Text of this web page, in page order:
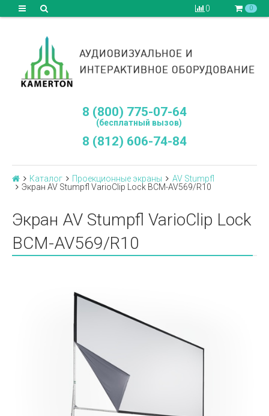
0 0
8 (800) 775-07-64
(бесплатный вызов)
8 (812) 606-74-84
Каталог Проекционные экраны
AV Stumpfl
Экран AV Stumpfl VarioClip Lock BCM-AV569/R10
Экран AV Stumpfl VarioClip Lock
BCM-AV569/R10